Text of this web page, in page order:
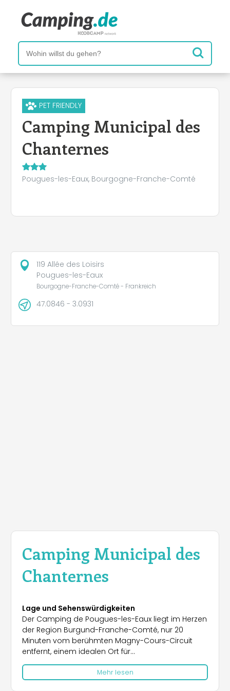
PET FRIENDLY
Camping Municipal des
Chanternes
Pougues-les-Eaux, Bourgogne-Franche-Comté
Camping Municipal des
Chanternes
Lage und Sehenswürdigkeiten
Der Camping de Pougues-les-Eaux liegt im Herzen
der Region Burgund-Franche-Comté, nur 20
Minuten vom berühmten Magny-Cours-Circuit
entfernt, einem idealen Ort für
Motorsportbegeisterte. Der Campingplatz
befindet sich zwischen den Städten Nevers und La
Charité-sur-Loire, was ihn zu einem perfekten
Mehr lesen
119 Allée des Loisirs
Pougues-les-Eaux
Bourgogne-Franche-Comté - Frankreich
47.0846 - 3.0931